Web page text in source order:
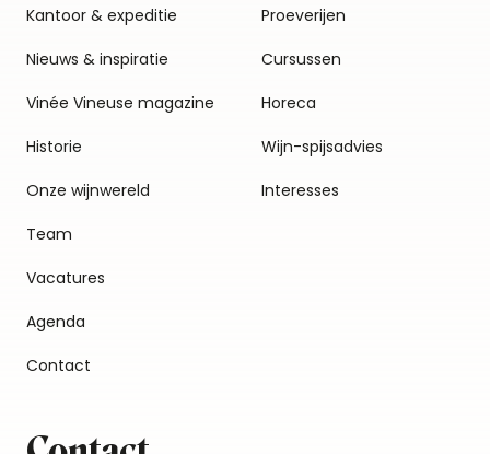
Kantoor & expeditie
Nieuws & inspiratie
Vinée Vineuse magazine
Historie
Onze wijnwereld
Team
Vacatures
Agenda
Contact
Proeverijen
Cursussen
Horeca
Wijn-spijsadvies
Interesses